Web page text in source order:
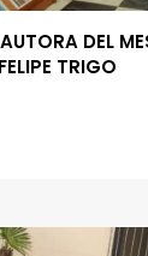
DEL
TRIGO